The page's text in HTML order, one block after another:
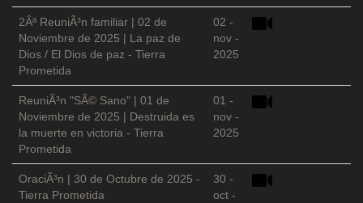
2Âª ReuniÃ³n familiar | 02 de
Noviembre de 2025 | La paz de
Dios / El Dios de paz - Tierra
Prometida
02 -
nov -
2025
ReuniÃ³n "SÃ© Sano" | 01 de
Noviembre de 2025 | Destruida es
la muerte en victoria - Tierra
Prometida
01 -
nov -
2025
OraciÃ³n | 30 de Octubre de 2025 -
Tierra Prometida
30 -
oct -